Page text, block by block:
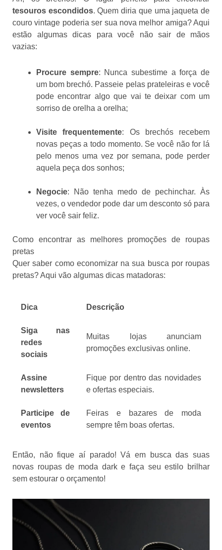
tesouros escondidos. Quem diria que uma jaqueta de
couro vintage poderia ser sua nova melhor amiga? Aqui
estão algumas dicas para você não sair de mãos
vazias:
Procure sempre: Nunca subestime a força de
um bom brechó. Passeie pelas prateleiras e você
pode encontrar algo que vai te deixar com um
sorriso de orelha a orelha;
Visite frequentemente: Os brechós recebem
novas peças a todo momento. Se você não for lá
pelo menos uma vez por semana, pode perder
aquela peça dos sonhos;
Negocie: Não tenha medo de pechinchar. Às
vezes, o vendedor pode dar um desconto só para
ver você sair feliz.
Como encontrar as melhores promoções de roupas
pretas
Quer saber como economizar na sua busca por roupas
pretas? Aqui vão algumas dicas matadoras:
Dica Descrição
Siga nas
redes
sociais
Muitas lojas anunciam
promoções exclusivas online.
Assine
newsletters
Fique por dentro das novidades
e ofertas especiais.
Participe de
eventos
Feiras e bazares de moda
sempre têm boas ofertas.
Então, não fique aí parado! Vá em busca das suas
novas roupas de moda dark e faça seu estilo brilhar
sem estourar o orçamento!